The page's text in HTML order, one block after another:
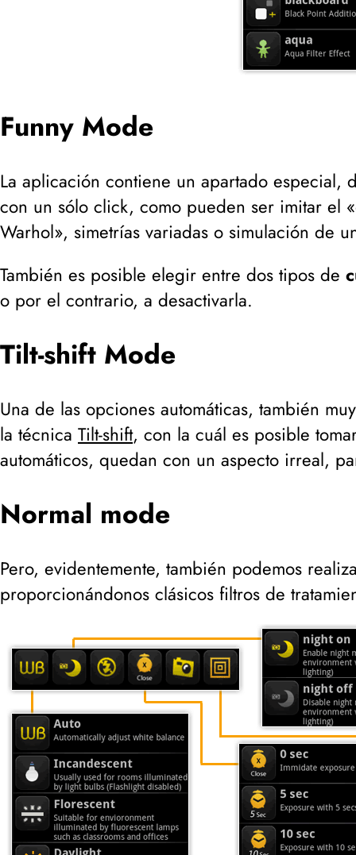
Funny Mode
La aplicación contiene un apartado
con un sólo click, como pueden ser imitar el
Warhol», simetrías variadas o simulación de
También es posible elegir entre dos tipos de
o por el contrario, a desactivarla.
Tilt-shift Mode
Una de las opciones automáticas, también
la técnica Tilt-shift, con la cuál es posible
automáticos, quedan con un aspecto irreal,
Normal mode
Pero, evidentemente, también podemos
proporcionándonos clásicos filtros de